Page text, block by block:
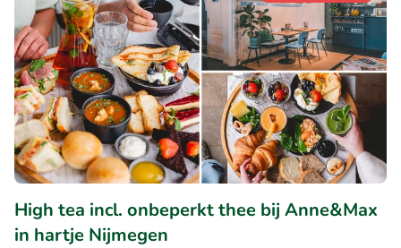
High tea incl. onbeperkt thee bij Anne&Max
in hartje Nijmegen